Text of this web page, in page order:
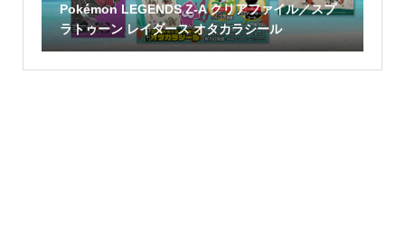
Pokémon LEGENDS Z-A クリアファイル／スプ
ラトゥーン レイダース オタカラシール